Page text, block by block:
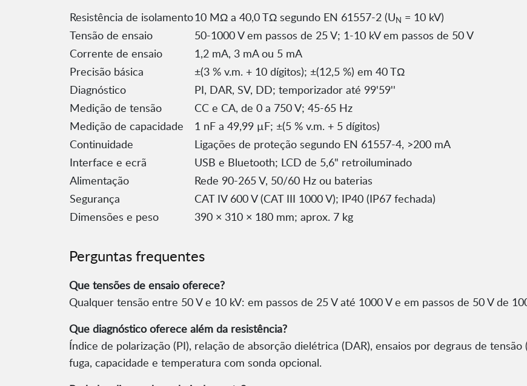
Resistência de isolamento10 MΩ a 40,0 TΩ segundo EN 61557-2 (UN = 10 kV)
Tensão de ensaio
50-1000 V em passos de 25 V; 1-10 kV em passos de 50 V
Corrente de ensaio
1,2 mA, 3 mA ou 5 mA
Precisão básica
±(3 % v.m. + 10 dígitos); ±(12,5 %) em 40 TΩ
Diagnóstico
PI, DAR, SV, DD; temporizador até 99'59''
Medição de tensão
CC e CA, de 0 a 750 V; 45-65 Hz
Medição de capacidade
1 nF a 49,99 µF; ±(5 % v.m. + 5 dígitos)
Continuidade
Ligações de proteção segundo EN 61557-4, >200 mA
Interface e ecrã
USB e Bluetooth; LCD de 5,6" retroiluminado
Alimentação
Rede 90-265 V, 50/60 Hz ou baterias
Segurança
CAT IV 600 V (CAT III 1000 V); IP40 (IP67 fechada)
Dimensões e peso
390 × 310 × 180 mm; aprox. 7 kg
Perguntas frequentes
Que tensões de ensaio oferece?
Qualquer tensão entre 50 V e 10 kV: em passos de 25 V até 1000 V e em passos de 50 V de
Que diagnóstico oferece além da resistência?
Índice de polarização (PI), relação de absorção dielétrica (DAR), ensaios por degraus de
fuga, capacidade e temperatura com sonda opcional.